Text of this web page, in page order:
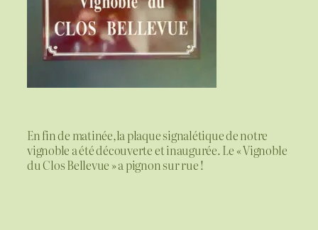
En fin de matinée,la plaque signalétique de notre
vignoble a été découverte et inaugurée. Le « Vignoble
du Clos Bellevue » a pignon sur rue !